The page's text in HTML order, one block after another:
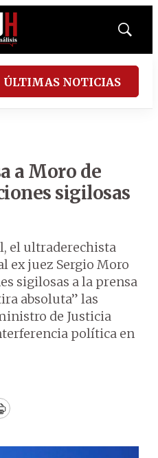
Mostrar
ÚLTIMAS NOTICIAS
a Moro de
sigilosas
el ultraderechista
ex juez Sergio Moro
sigilosas a la prensa
absoluta” las
de Justicia
política en